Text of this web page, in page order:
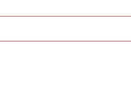
技术，筑造低 智联航空：无人机赋